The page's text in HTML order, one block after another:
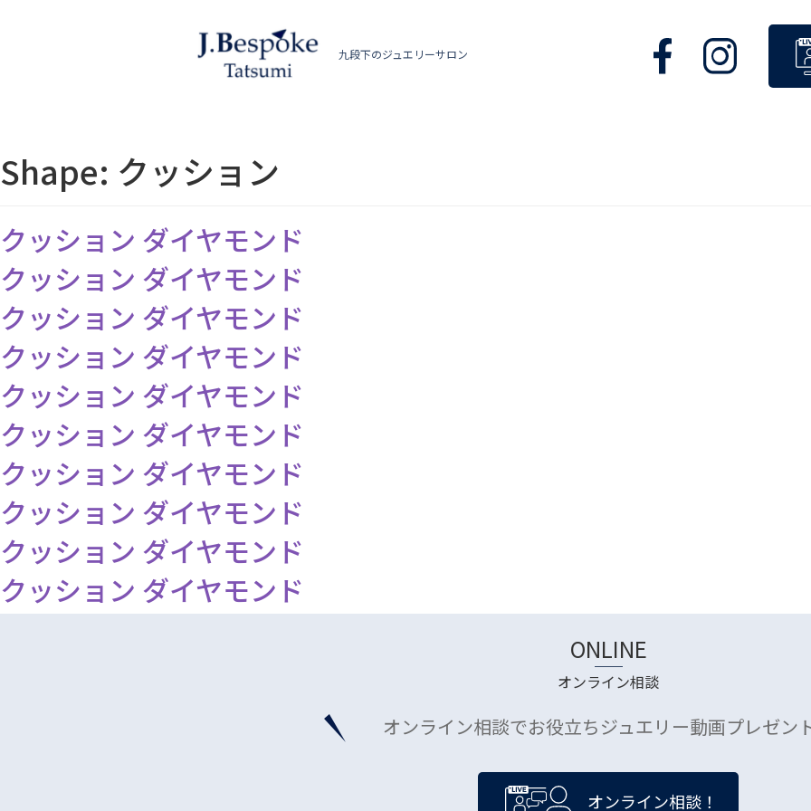
九段下のジュエリーサロン
Shape: クッション
クッション ダイヤモンド
クッション ダイヤモンド
クッション ダイヤモンド
クッション ダイヤモンド
クッション ダイヤモンド
クッション ダイヤモンド
クッション ダイヤモンド
クッション ダイヤモンド
クッション ダイヤモンド
クッション ダイヤモンド
ONLINE
オンライン相談
オンライン相談でお役立ちジュエリー動画プレゼン
オンライン相談！